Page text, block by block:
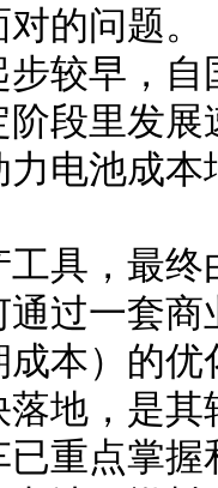
的问题。
较早，自
阶段里发
电池成
具，最
过一套
本）的
地，是
已重点掌